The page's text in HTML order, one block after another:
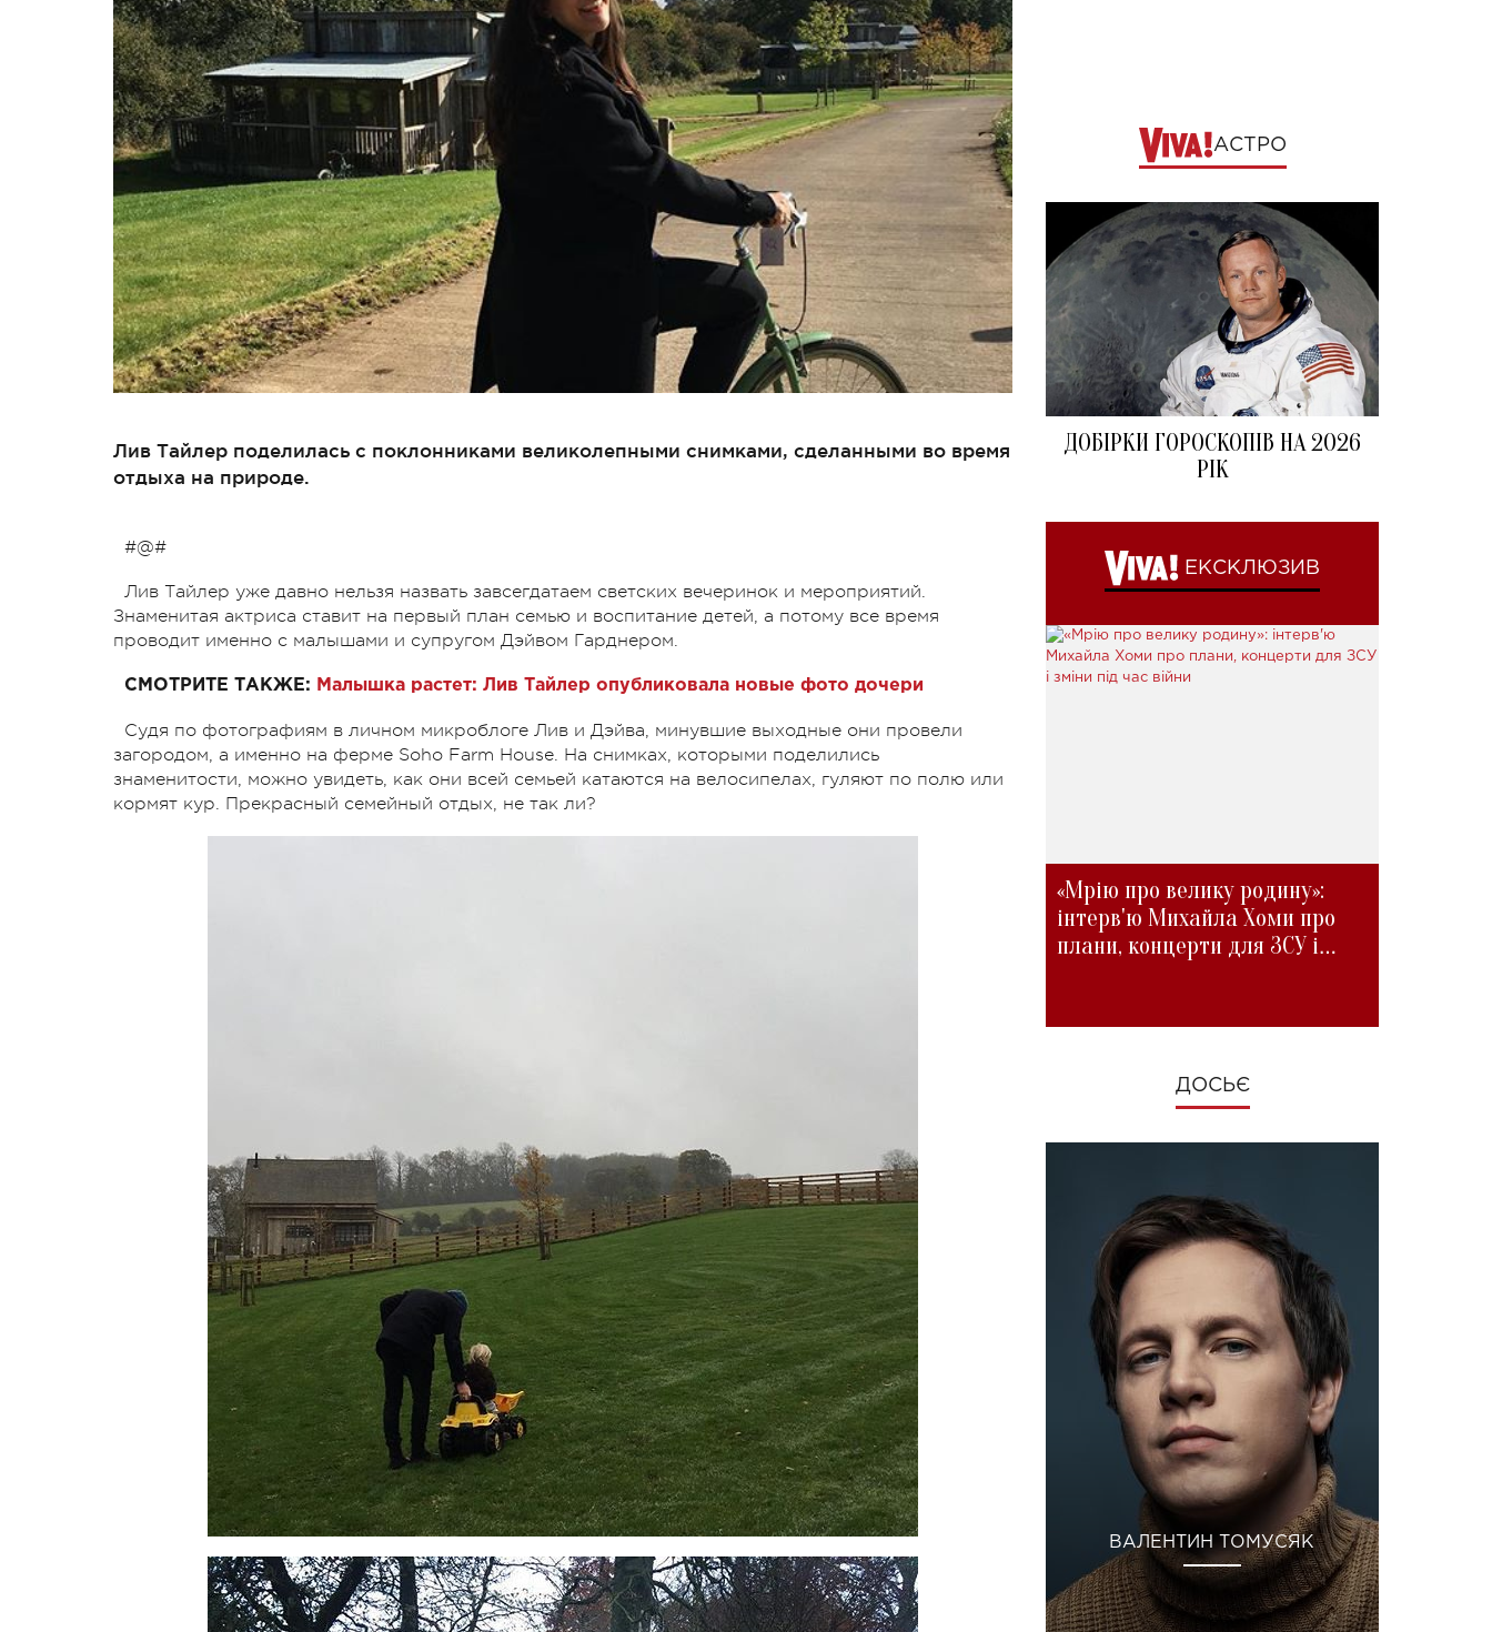
Лив Тайлер поделилась с поклонниками великолепными снимками, сделанными во время
отдыха на природе.
#@#
Лив Тайлер уже давно нельзя назвать завсегдатаем светских вечеринок и мероприятий.
Знаменитая актриса ставит на первый план семью и воспитание детей, а потому все время
проводит именно с малышами и супругом Дэйвом Гарднером.
СМОТРИТЕ ТАКЖЕ: Малышка растет: Лив Тайлер опубликовала новые фото дочери
Судя по фотографиям в личном микроблоге Лив и Дэйва, минувшие выходные они провели
загородом, а именно на ферме Soho Farm House. На снимках, которыми поделились
знаменитости, можно увидеть, как они всей семьей катаются на велосипелах, гуляют по полю или
кормят кур. Прекрасный семейный отдых, не так ли?
АСТРО
ДОБІРКИ ГОРОСКОПІВ НА 2026
РІК
ЕКСКЛЮЗИВ
«Мрію про велику родину»:
інтерв'ю Михайла Хоми про
плани, концерти для ЗСУ і
ДОСЬЄ
ВАЛЕНТИН ТОМУСЯК